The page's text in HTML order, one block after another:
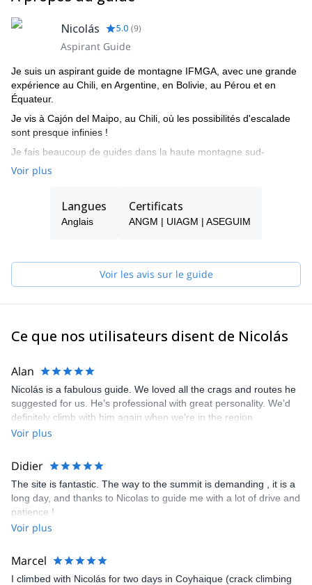
Nicolás 5.0 (9)
Aspirant Guide
Je suis un aspirant guide de montagne IFMGA, avec une grande
expérience au Chili, en Argentine, en Bolivie, au Pérou et en
Équateur.
Je vis à Cajón del Maipo, au Chili, où les possibilités d'escalade
sont presque infinies !
Je fais beaucoup de guides dans la haute montagne sud-
américaine, surtout sur des voies techniques. Je donne
également des cours d'escalade dans différentes régions du Chili
Au cours de mes programmes, j'essaie de faire vivre à mes
clients la meilleure expérience possible et j'aime leur faire
Voir plus
Langues
Anglais
Certificats
ANGM | UIAGM | ASEGUIM
Voir les avis sur le guide
Ce que nos utilisateurs disent de Nicolás
Alan
Nicolás is a fabulous guide. We loved all the crags and routes he
suggested for us. He’s professional with great personality. We’d
definitely climb with him again when we’re in the region.
Voir plus
Didier
The site is fantastic. The way to the summit is demanding , it is a
long day, and thanks to Nicolas to guide me with a lot of drive and
patience !
Voir plus
Marcel
I climbed with Nicolás for two days in Coyhaique (crack climbing